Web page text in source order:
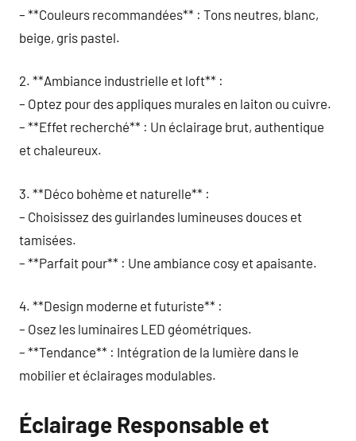
– **Couleurs recommandées** : Tons neutres, blanc,
beige, gris pastel.
2. **Ambiance industrielle et loft** :
– Optez pour des appliques murales en laiton ou cuivre.
– **Effet recherché** : Un éclairage brut, authentique
et chaleureux.
3. **Déco bohème et naturelle** :
– Choisissez des guirlandes lumineuses douces et
tamisées.
– **Parfait pour** : Une ambiance cosy et apaisante.
4. **Design moderne et futuriste** :
– Osez les luminaires LED géométriques.
– **Tendance** : Intégration de la lumière dans le
mobilier et éclairages modulables.
Éclairage Responsable et